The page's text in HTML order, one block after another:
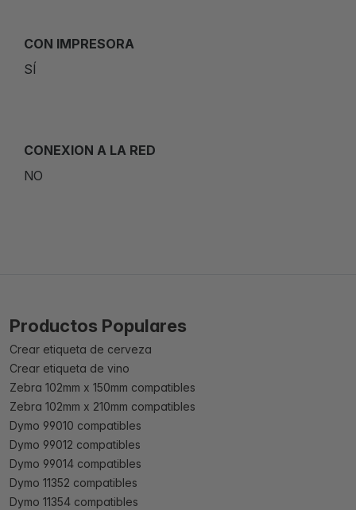
CON IMPRESORA
SÍ
CONEXION A LA RED
NO
Productos Populares
Crear etiqueta de cerveza
Crear etiqueta de vino
Zebra 102mm x 150mm compatibles
Zebra 102mm x 210mm compatibles
Dymo 99010 compatibles
Dymo 99012 compatibles
Dymo 99014 compatibles
Dymo 11352 compatibles
Dymo 11354 compatibles